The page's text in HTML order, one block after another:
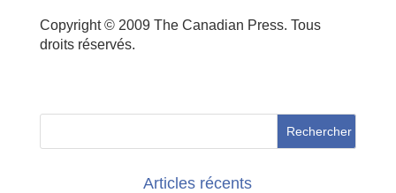
Copyright © 2009 The Canadian Press. Tous
droits réservés.
Articles récents